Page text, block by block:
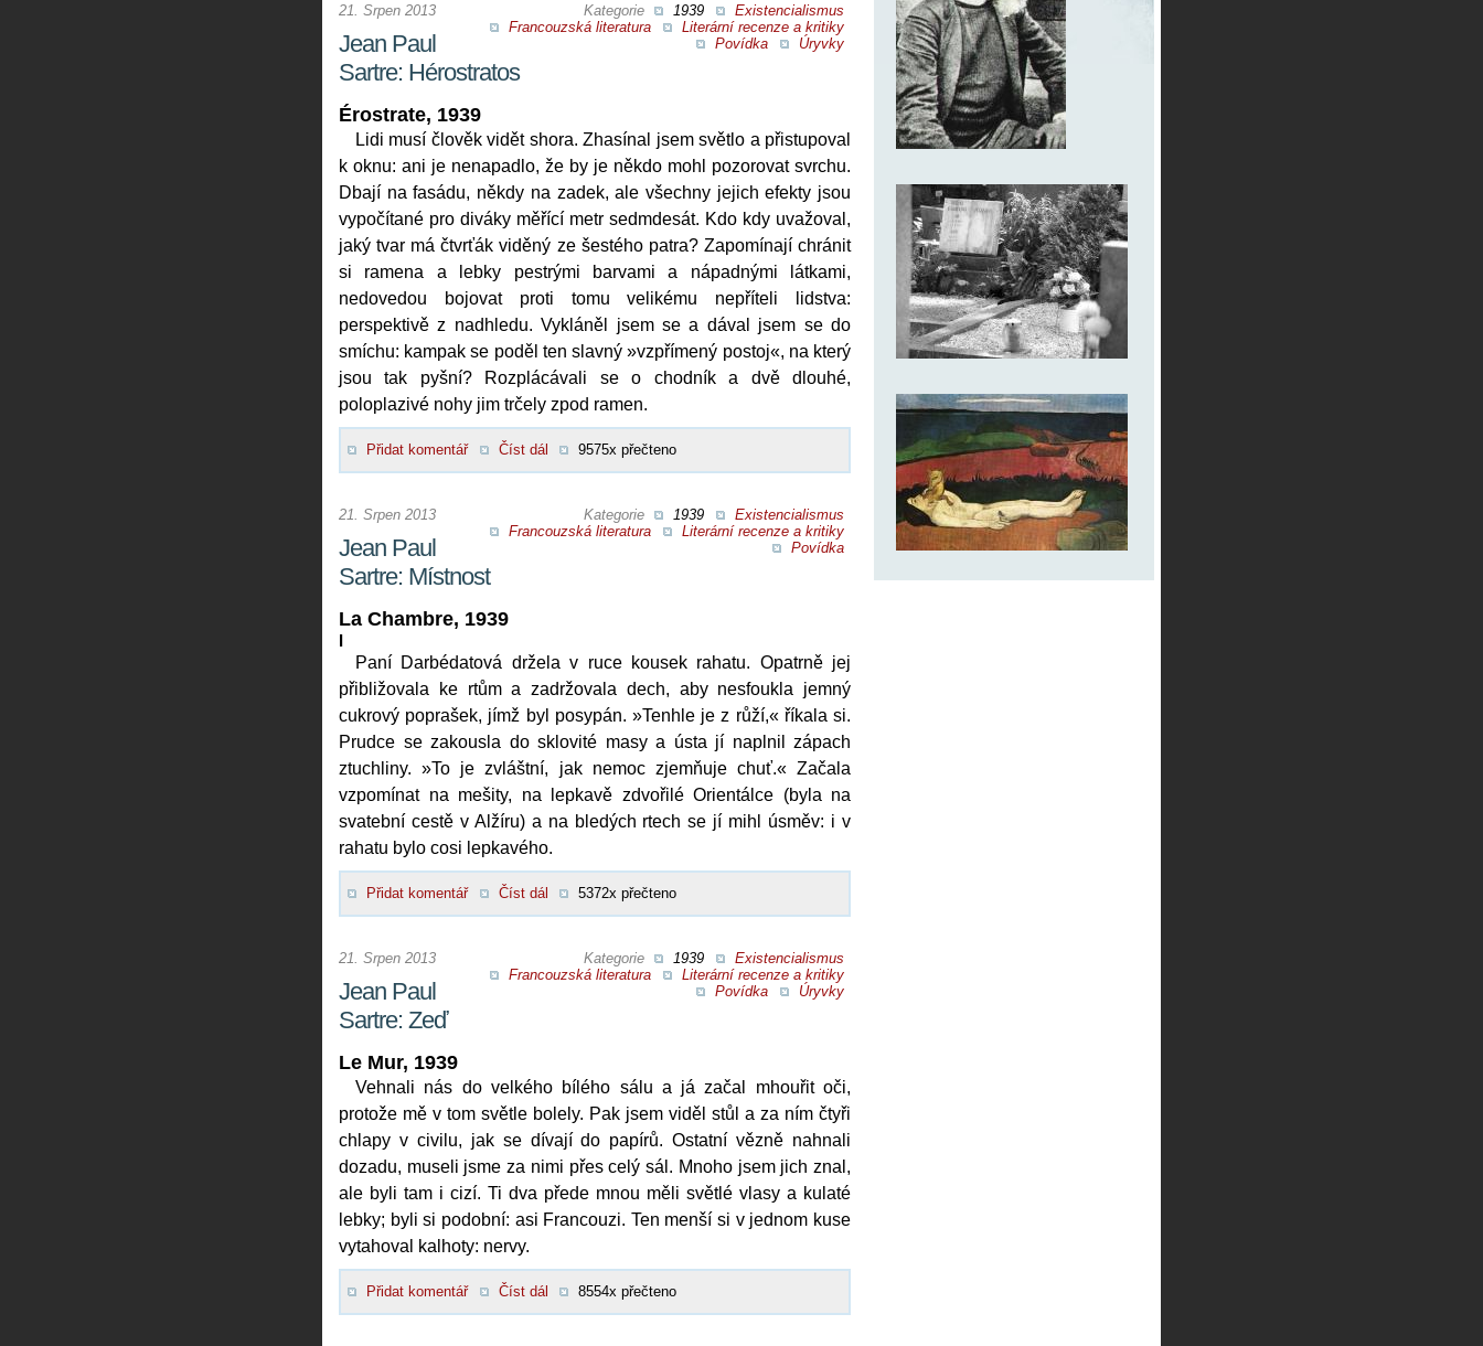
Kategorie 1939
Existencialismus
Francouzská literatura
Literární recenze a kritiky
Povídka
Úryvky
21. Srpen 2013
Jean Paul
Sartre: Hérostratos
Érostrate, 1939
Lidi musí člověk vidět shora. Zhasínal jsem světlo a přistupoval
k oknu: ani je nenapadlo, že by je někdo mohl pozorovat svrchu.
Dbají na fasádu, někdy na zadek, ale všechny jejich efekty jsou
vypočítané pro diváky měřící metr sedmdesát. Kdo kdy uvažoval,
jaký tvar má čtvrťák viděný ze šestého patra? Zapomínají chránit
si ramena a lebky pestrými barvami a nápadnými látkami,
nedovedou bojovat proti tomu velikému nepříteli lidstva:
perspektivě z nadhledu. Vykláněl jsem se a dával jsem se do
smíchu: kampak se poděl ten slavný »vzpřímený postoj«, na který
jsou tak pyšní? Rozplácávali se o chodník a dvě dlouhé,
poloplazivé nohy jim trčely zpod ramen.
Přidat komentář Číst dál 9575x přečteno
Kategorie 1939
Existencialismus
Francouzská literatura
Literární recenze a kritiky
Povídka
21. Srpen 2013
Jean Paul
Sartre: Místnost
La Chambre, 1939
I
Paní Darbédatová držela v ruce kousek rahatu. Opatrně jej
přibližovala ke rtům a zadržovala dech, aby nesfoukla jemný
cukrový poprašek, jímž byl posypán. »Tenhle je z růží,« říkala si.
Prudce se zakousla do sklovité masy a ústa jí naplnil zápach
ztuchliny. »To je zvláštní, jak nemoc zjemňuje chuť.« Začala
vzpomínat na mešity, na lepkavě zdvořilé Orientálce (byla na
svatební cestě v Alžíru) a na bledých rtech se jí mihl úsměv: i v
rahatu bylo cosi lepkavého.
Přidat komentář Číst dál 5372x přečteno
Kategorie 1939
Existencialismus
Francouzská literatura
Literární recenze a kritiky
Povídka
Úryvky
21. Srpen 2013
Jean Paul
Sartre: Zeď
Le Mur, 1939
Vehnali nás do velkého bílého sálu a já začal mhouřit oči,
protože mě v tom světle bolely. Pak jsem viděl stůl a za ním čtyři
chlapy v civilu, jak se dívají do papírů. Ostatní vězně nahnali
dozadu, museli jsme za nimi přes celý sál. Mnoho jsem jich znal,
ale byli tam i cizí. Ti dva přede mnou měli světlé vlasy a kulaté
lebky; byli si podobní: asi Francouzi. Ten menší si v jednom kuse
vytahoval kalhoty: nervy.
Přidat komentář Číst dál 8554x přečteno